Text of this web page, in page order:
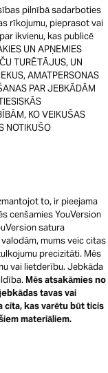
pilnībā sadarboties
rīkojumu, pieprasot vai
ikvienu, kas publicē
UN APŅEMIES
TURĒTĀJUS, UN
AMATPERSONAS
PAR JEBKĀDĀM
KO VEIKUŠAS
NOTIKUŠO
to, ir pieejama
cenšamies YouVersion
satura
mums veic citas
precizitāti. Mēs
vai lietderību. Jebkāda
Mēs atsakāmies no
tavas vai
cita, kas varētu būt ticis
materiāliem.